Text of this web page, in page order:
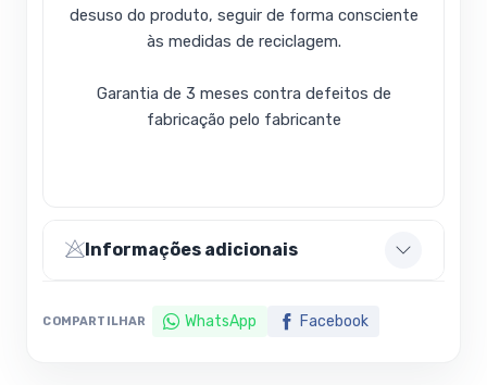
desuso do produto, seguir de forma consciente
às medidas de reciclagem.
Garantia de 3 meses contra defeitos de
fabricação pelo fabricante
Informações adicionais
COMPARTILHAR WhatsApp Facebook